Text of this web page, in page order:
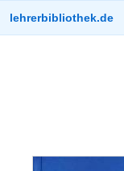
lehrerbibliothek.de